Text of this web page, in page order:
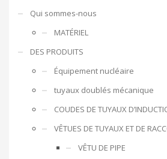
Qui sommes-nous
MATÉRIEL
DES PRODUITS
Équipement nucléaire
tuyaux doublés mécanique
COUDES DE TUYAUX
VÊTUES DE TUYAUX ET DE
VÊTU DE PIPE